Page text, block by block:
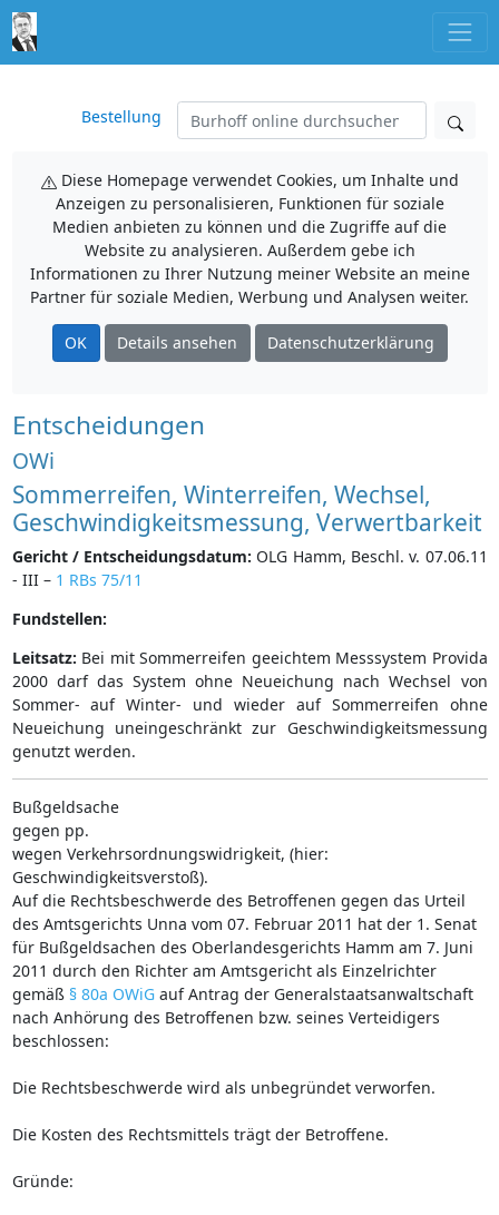
Bestellung
Diese Homepage verwendet Cookies, um Inhalte und
Anzeigen zu personalisieren, Funktionen für soziale
Medien anbieten zu können und die Zugriffe auf die
Website zu analysieren. Außerdem gebe ich
Informationen zu Ihrer Nutzung meiner Website an meine
Partner für soziale Medien, Werbung und Analysen weiter.
OK Details ansehen Datenschutzerklärung
Entscheidungen
OWi
Sommerreifen, Winterreifen, Wechsel,
Geschwindigkeitsmessung, Verwertbarkeit
Gericht / Entscheidungsdatum: OLG Hamm, Beschl. v. 07.06.11
- III – 1 RBs 75/11
Fundstellen:
Leitsatz: Bei mit Sommerreifen geeichtem Messsystem Provida
2000 darf das System ohne Neueichung nach Wechsel von
Sommer- auf Winter- und wieder auf Sommerreifen ohne
Neueichung uneingeschränkt zur Geschwindigkeitsmessung
genutzt werden.
Bußgeldsache
gegen pp.
wegen Verkehrsordnungswidrigkeit, (hier:
Geschwindigkeitsverstoß).
Auf die Rechtsbeschwerde des Betroffenen gegen das Urteil
des Amtsgerichts Unna vom 07. Februar 2011 hat der 1. Senat
für Bußgeldsachen des Oberlandesgerichts Hamm am 7. Juni
2011 durch den Richter am Amtsgericht als Einzelrichter
gemäß § 80a OWiGauf Antrag der Generalstaatsanwaltschaft
nach Anhörung des Betroffenen bzw. seines Verteidigers
beschlossen:
Die Rechtsbeschwerde wird als unbegründet verworfen.
Die Kosten des Rechtsmittels trägt der Betroffene.
Gründe: